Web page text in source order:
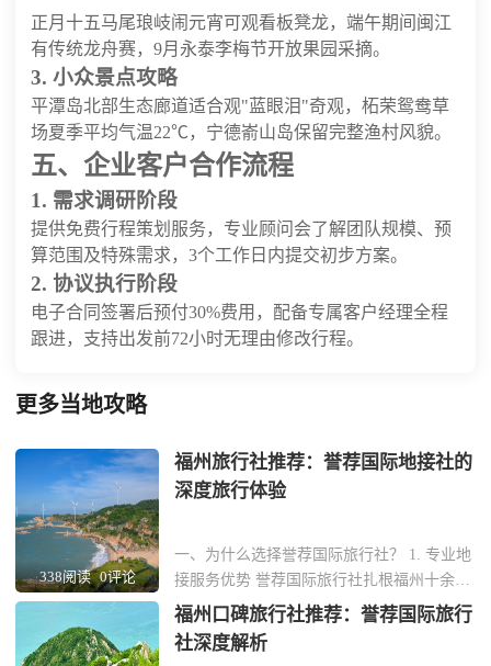
正月十五马尾琅岐闹元宵可观看板凳龙，端午期间闽江
有传统龙舟赛，9月永泰李梅节开放果园采摘。
3. 小众景点攻略
平潭岛北部生态廊道适合观"蓝眼泪"奇观，柘荣鸳鸯草
场夏季平均气温22℃，宁德嵛山岛保留完整渔村风貌。
五、企业客户合作流程
1. 需求调研阶段
提供免费行程策划服务，专业顾问会了解团队规模、预
算范围及特殊需求，3个工作日内提交初步方案。
2. 协议执行阶段
电子合同签署后预付30%费用，配备专属客户经理全程
跟进，支持出发前72小时无理由修改行程。
更多当地攻略
338阅读 0评论
福州旅行社推荐：誉荐国际地接社的
深度旅行体验
一、为什么选择誉荐国际旅行社？ 1. 专业地
接服务优势 誉荐国际旅行社扎根福州十余
年，专注为企业和团体提供定制化地接服
务。团队由熟悉福建本土文化的资深导游组
成，能精准对接商务考察、文化研学等高端
福州口碑旅行社推荐：誉荐国际旅行
社深度解析